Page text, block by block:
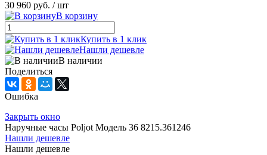
30 960 руб. / шт
В корзину
Купить в 1 клик
Нашли дешевле
В наличии
Поделиться
Ошибка
Закрыть окно
Наручные часы Poljot Модель 36 8215.361246
Нашли дешевле
Нашли дешевле